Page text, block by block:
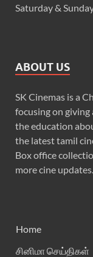
Saturday &
ABOUT US
SK Cinemas is a
focusing on
the education
the latest tamil
Box office
more cine updates.
Home
சினிமா செய்திகள்